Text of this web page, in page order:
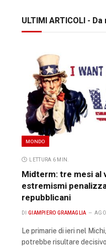
ULTIMI ARTICOLI -
MONDO
LETTURA 6 MIN.
Midterm: tre mesi al
estremismi
repubblicani
DI GIAMPIERO GRAMAGLIA
Le primarie di ieri nel
potrebbe risultare